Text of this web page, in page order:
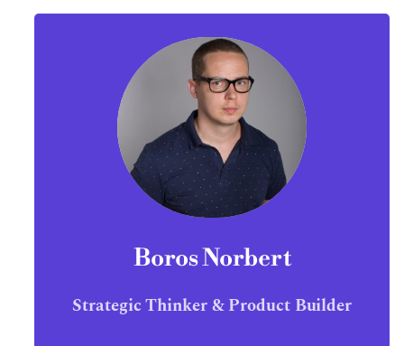
Boros Norbert
Strategic Thinker & Product Builder